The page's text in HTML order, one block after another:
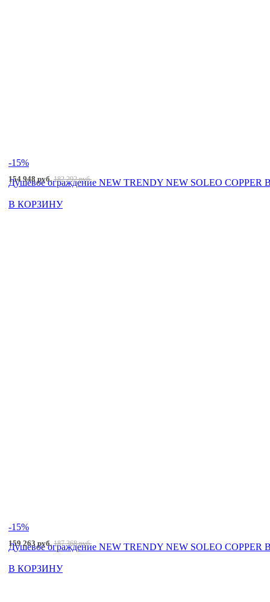
-15%
Душевое ограждение NEW TRENDY NEW SOLEO COPPER
154 948 руб. 182 292 руб.
В КОРЗИНУ
-15%
Душевое ограждение NEW TRENDY NEW SOLEO COPPER
159 263 руб.187 368 руб.
В КОРЗИНУ